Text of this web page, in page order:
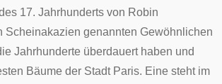
17. Jahrhunderts von Robin
Scheinakazien genannten Gewöhnlichen
Jahrhunderte überdauert haben und
Bäume der Stadt Paris. Eine steht im